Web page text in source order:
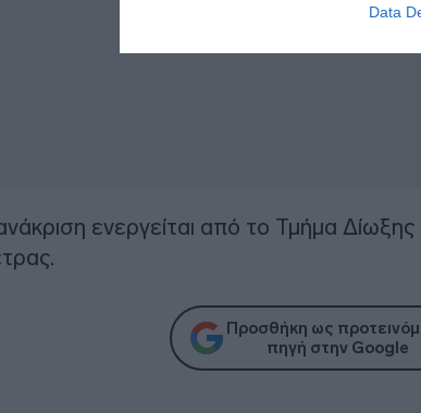
Data
ενεργείται από το Τμήμα Δίωξης
Προσθήκη ως
πηγή στην Google